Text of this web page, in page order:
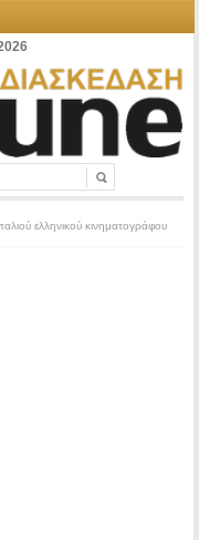
ελληνικού κινηματογράφου